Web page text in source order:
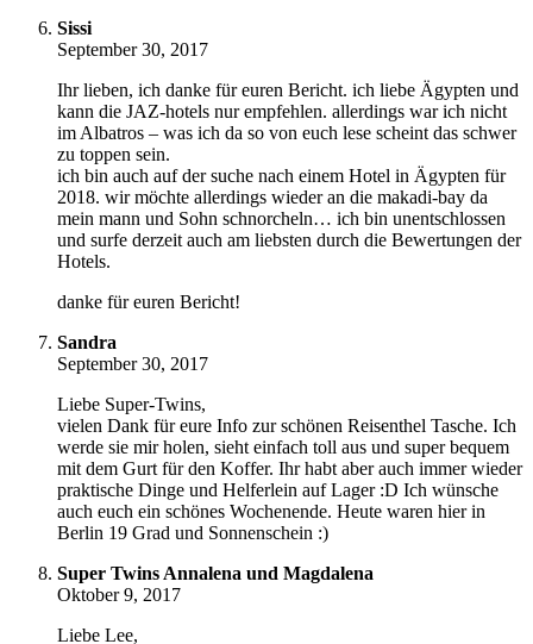
Sissi
September 30, 2017
Ihr lieben, ich danke für euren Bericht. ich liebe Ägypten und
kann die JAZ-hotels nur empfehlen. allerdings war ich nicht
im Albatros – was ich da so von euch lese scheint das schwer
zu toppen sein.
ich bin auch auf der suche nach einem Hotel in Ägypten für
2018. wir möchte allerdings wieder an die makadi-bay da
mein mann und Sohn schnorcheln… ich bin unentschlossen
und surfe derzeit auch am liebsten durch die Bewertungen der
Hotels.
danke für euren Bericht!
Sandra
September 30, 2017
Liebe Super-Twins,
vielen Dank für eure Info zur schönen Reisenthel Tasche. Ich
werde sie mir holen, sieht einfach toll aus und super bequem
mit dem Gurt für den Koffer. Ihr habt aber auch immer wieder
praktische Dinge und Helferlein auf Lager :D Ich wünsche
auch euch ein schönes Wochenende. Heute waren hier in
Berlin 19 Grad und Sonnenschein :)
Super Twins Annalena und Magdalena
Oktober 9, 2017
Liebe Lee,